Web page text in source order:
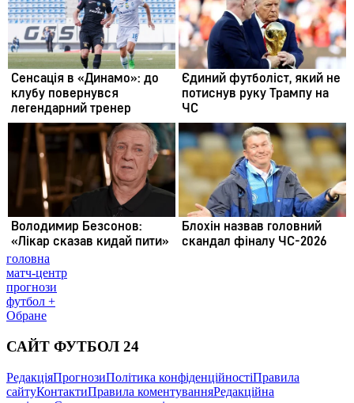
головна
матч-центр
прогнози
футбол +
Обране
САЙТ ФУТБОЛ 24
РедакціяПрогнозиПолітика конфіденційностіПравила
сайтуКонтактиПравила коментуванняРедакційна